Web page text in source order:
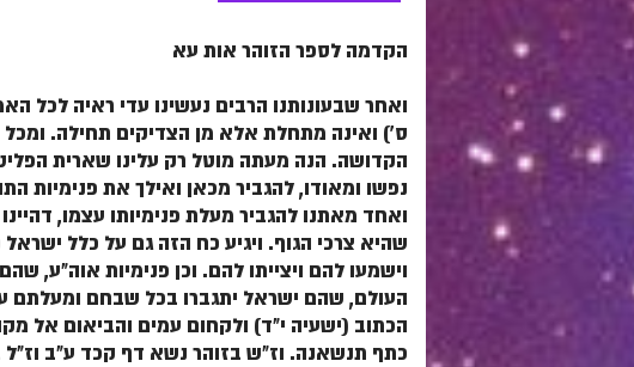
הקדמה לספר הזוהר אות עא
ואחר שבעונותנו הרבים נעשינו עדי ראיה לכל
ס') ואינה מתחלת אלא מן הצדיקים תחילה.
הקדושה. הנה מעתה מוטל רק עלינו שארית
נפשו ומאודו, להגביר מכאן ואילך את פנימיות
ואחד מאתנו להגביר מעלת פנימיותו עצמו,
שהיא צרכי הגוף. ויגיע כח הזה גם על כלל
וישמעו להם ויצייתו להם. וכן פנימיות אוה"ע,
העולם, שהם ישראל יתגברו בכל שבחם ומעלתם על
הכתוב (ישעיה י"ד) ולקחום עמים והביאום אל
כתף תנשאנה. וז"ש בזוהר נשא דף קכד ע"ב וז"ל